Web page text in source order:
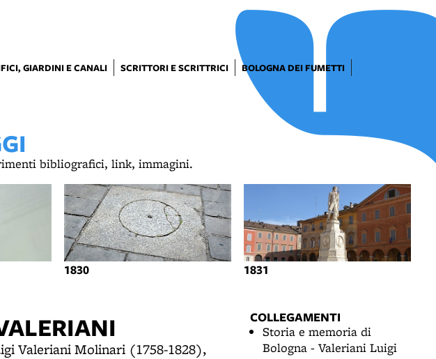
GIARDINI E CANALI SCRITTORI E SCRITTRICI
BOLOGNA DEI FUMETTI
bibliografici, link, immagini.
1830 1831
Valeriani Molinari (1758-1828),
COLLEGAMENTI
Storia e memoria di
Bologna - Valeriani Luigi